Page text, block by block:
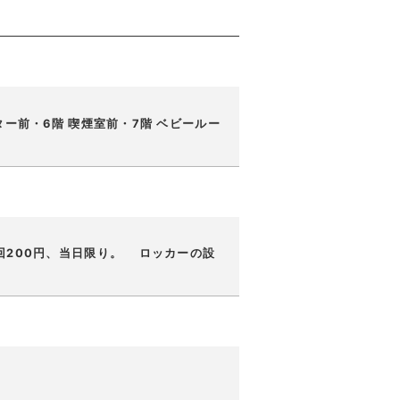
前・6階 喫煙室前・7階 ベビールー
200円、当日限り。 ロッカーの設